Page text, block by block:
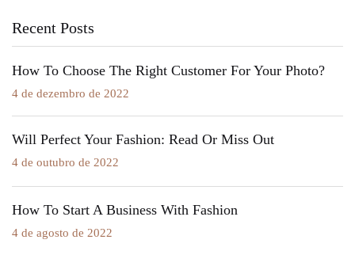
Recent Posts
How To Choose The Right Customer For Your Photo?
4 de dezembro de 2022
Will Perfect Your Fashion: Read Or Miss Out
4 de outubro de 2022
How To Start A Business With Fashion
4 de agosto de 2022